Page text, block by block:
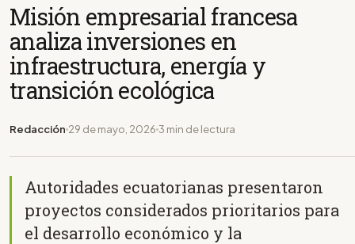
Misión empresarial francesa
analiza inversiones en
infraestructura, energía y
transición ecológica
Redacción 29 de mayo, 2026 3 min de lectura
Autoridades ecuatorianas presentaron
proyectos considerados prioritarios para
el desarrollo económico y la